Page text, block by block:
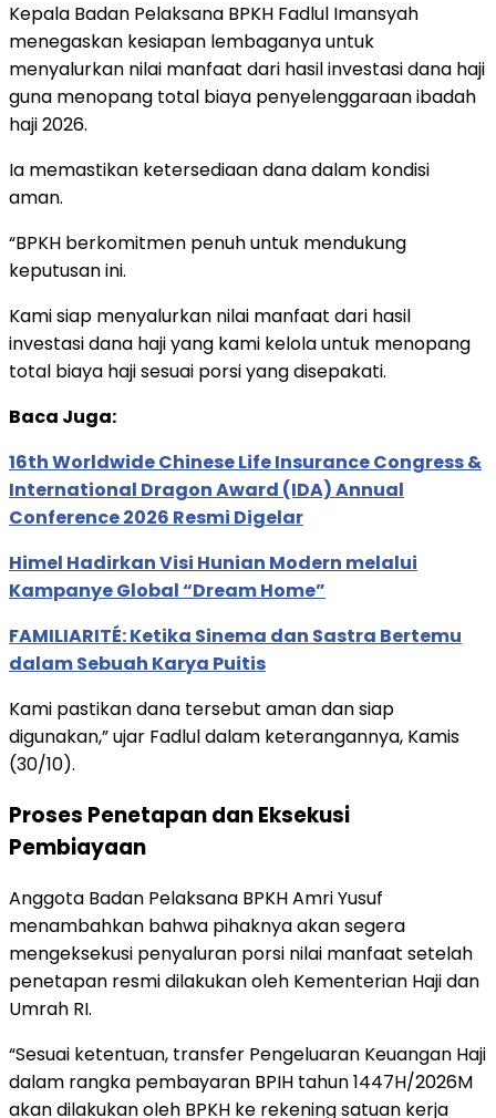
Kepala Badan Pelaksana BPKH Fadlul Imansyah
menegaskan kesiapan lembaganya untuk
menyalurkan nilai manfaat dari hasil investasi dana haji
guna menopang total biaya penyelenggaraan ibadah
haji 2026.
Ia memastikan ketersediaan dana dalam kondisi
aman.
“BPKH berkomitmen penuh untuk mendukung
keputusan ini.
Kami siap menyalurkan nilai manfaat dari hasil
investasi dana haji yang kami kelola untuk menopang
total biaya haji sesuai porsi yang disepakati.
Baca Juga:
16th Worldwide Chinese Life Insurance Congress &
International Dragon Award (IDA) Annual
Conference 2026 Resmi Digelar
Himel Hadirkan Visi Hunian Modern melalui
Kampanye Global “Dream Home”
FAMILIARITÉ: Ketika Sinema dan Sastra Bertemu
dalam Sebuah Karya Puitis
Kami pastikan dana tersebut aman dan siap
digunakan,” ujar Fadlul dalam keterangannya, Kamis
(30/10).
Proses Penetapan dan Eksekusi
Pembiayaan
Anggota Badan Pelaksana BPKH Amri Yusuf
menambahkan bahwa pihaknya akan segera
mengeksekusi penyaluran porsi nilai manfaat setelah
penetapan resmi dilakukan oleh Kementerian Haji dan
Umrah RI.
“Sesuai ketentuan, transfer Pengeluaran Keuangan Haji
dalam rangka pembayaran BPIH tahun 1447H/2026M
akan dilakukan oleh BPKH ke rekening satuan kerja